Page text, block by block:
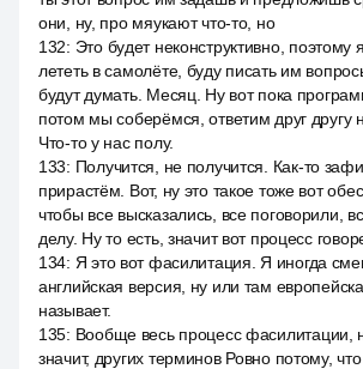
они, ну, про мяукают что-то, но
132: Это будет неконструктивно, поэтому
лететь в самолёте, буду писать им
будут думать. Месяц. Ну вот пока
потом мы соберёмся, ответим друг другу
Что-то у нас полу.
133: Получится, не получится. Как-то
прирастём. Вот, ну это такое тоже вот
чтобы все высказались, все поговорили,
делу. Ну то есть, значит вот процесс
134: Я это вот фасилитация. Я иногда
английская версия, ну или там
называет.
135: Вообще весь процесс фасилитации,
значит, других терминов Ровно потому,